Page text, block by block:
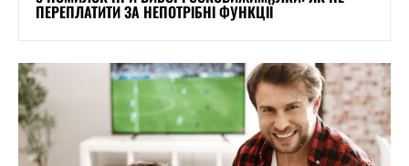
ПЕРЕПЛАТИТИ ЗА НЕПОТРІБНІ ФУНКЦІЇ